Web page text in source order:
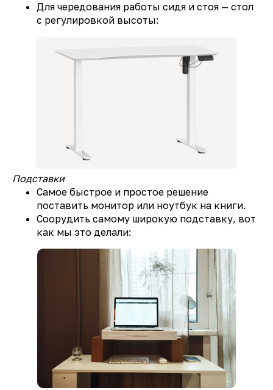
Для чередования работы сидя и стоя — стол
с регулировкой высоты:
Подставки
Самое быстрое и простое решение
поставить монитор или ноутбук на книги.
Соорудить самому широкую подставку, вот
как мы это делали: